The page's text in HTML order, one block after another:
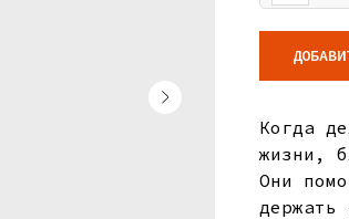
Когда
жизни,
Они